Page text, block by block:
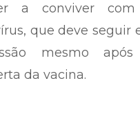
a conviver
que deve seguir
mesmo
da vacina.